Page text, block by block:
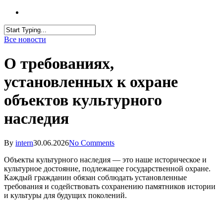
Все новости
О требованиях,
установленных к охране
объектов культурного
наследия
By intern30.06.2026No Comments
Объекты культурного наследия — это наше историческое и
культурное достояние, подлежащее государственной охране.
Каждый гражданин обязан соблюдать установленные
требования и содействовать сохранению памятников истории
и культуры для будущих поколений.